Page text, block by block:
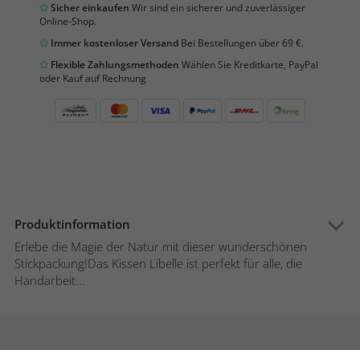
Sicher einkaufen Wir sind ein sicherer und zuverlässiger
Online-Shop.
Immer kostenloser Versand Bei Bestellungen über 69 €.
Flexible Zahlungsmethoden Wählen Sie Kreditkarte, PayPal
oder Kauf auf Rechnung
Produktinformation
Erlebe die Magie der Natur mit dieser wunderschönen
Stickpackung!Das Kissen Libelle ist perfekt für alle, die
Handarbeit...